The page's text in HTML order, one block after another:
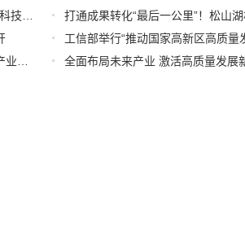
工信部举行“推动国家高新区高质量
全面布局未来产业 激活高质量发展